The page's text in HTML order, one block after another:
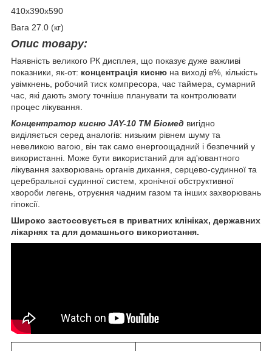
410х390х590
Вага 27.0 (кг)
Опис товару:
Наявність великого РК дисплея, що показує дуже важливі
показники, як-от: концентрація кисню на виході в%, кількість
увімкнень, робочий тиск компресора, час таймера, сумарний
час, які дають змогу точніше планувати та контролювати
процес лікування.
Концентратор кисню JAY-10 ТМ Біомед вигідно
виділяється серед аналогів: низьким рівнем шуму та
невеликою вагою, він так само енергоощадний і безпечний у
використанні. Може бути використаний для ад'ювантного
лікування захворювань органів дихання, серцево-судинної та
церебральної судинної систем, хронічної обструктивної
хвороби легень, отруєння чадним газом та інших захворювань
гіпоксії.
Широко застосовується в приватних клініках, державних
лікарнях та для домашнього використання.